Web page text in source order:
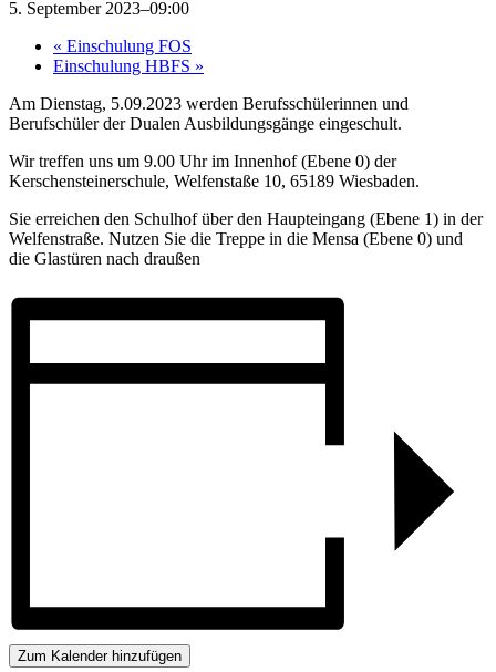
5. September 2023–09:00
« Einschulung FOS
Einschulung HBFS »
Am Dienstag, 5.09.2023 werden Berufsschülerinnen und
Berufschüler der Dualen Ausbildungsgänge eingeschult.
Wir treffen uns um 9.00 Uhr im Innenhof (Ebene 0) der
Kerschensteinerschule, Welfenstaße 10, 65189 Wiesbaden.
Sie erreichen den Schulhof über den Haupteingang (Ebene 1) in der
Welfenstraße. Nutzen Sie die Treppe in die Mensa (Ebene 0) und
die Glastüren nach draußen
Zum Kalender hinzufügen